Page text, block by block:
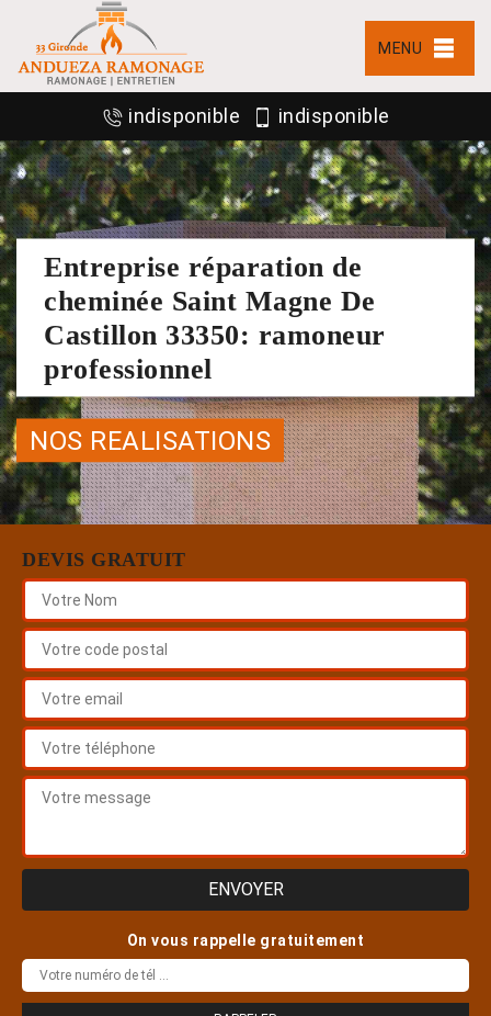
MENU
indisponible indisponible
Entreprise réparation de
cheminée Saint Magne De
Castillon 33350: ramoneur
professionnel
NOS REALISATIONS
DEVIS GRATUIT
On vous rappelle gratuitement